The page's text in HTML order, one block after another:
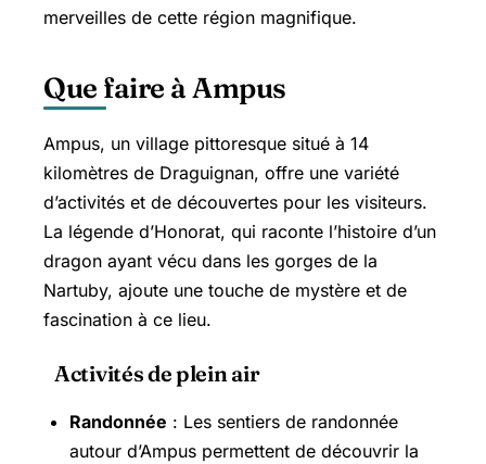
merveilles de cette région magnifique.
Que faire à Ampus
Ampus, un village pittoresque situé à 14
kilomètres de Draguignan, offre une variété
d’activités et de découvertes pour les visiteurs.
La légende d’Honorat, qui raconte l’histoire d’un
dragon ayant vécu dans les gorges de la
Nartuby, ajoute une touche de mystère et de
fascination à ce lieu.
Activités de plein air
Randonnée : Les sentiers de randonnée
autour d’Ampus permettent de découvrir la